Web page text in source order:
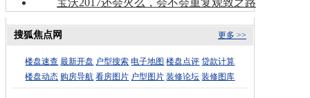
更多 >>
搜狐焦点网
楼盘速查 最新开盘 户型搜索 电子地图 楼盘点评 贷款计算
楼盘动态 购房导航 看房图片 户型图片 装修论坛 装修图库